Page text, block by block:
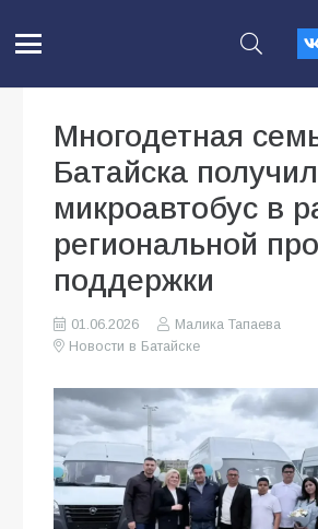
Многодетная
Батайска
микроавтобус в
региональной
поддержки
01.06.2026
Малика Тапаева
Новости в Батайске